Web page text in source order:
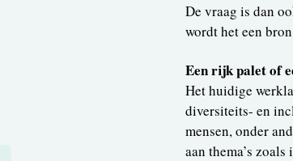
De vraag is dan
wordt het een
Een rijk palet of
Het huidige
diversiteits- en
mensen, onder
aan thema’s